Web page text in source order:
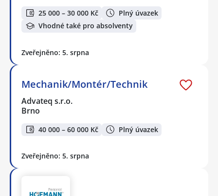
25 000 – 30 000 Kč
Plný úvazek
Vhodné také pro absolventy
Zveřejněno: 5. srpna
Mechanik/Montér/Technik
Advateq s.r.o.
Brno
40 000 – 60 000 Kč Plný úvazek
Zveřejněno: 5. srpna